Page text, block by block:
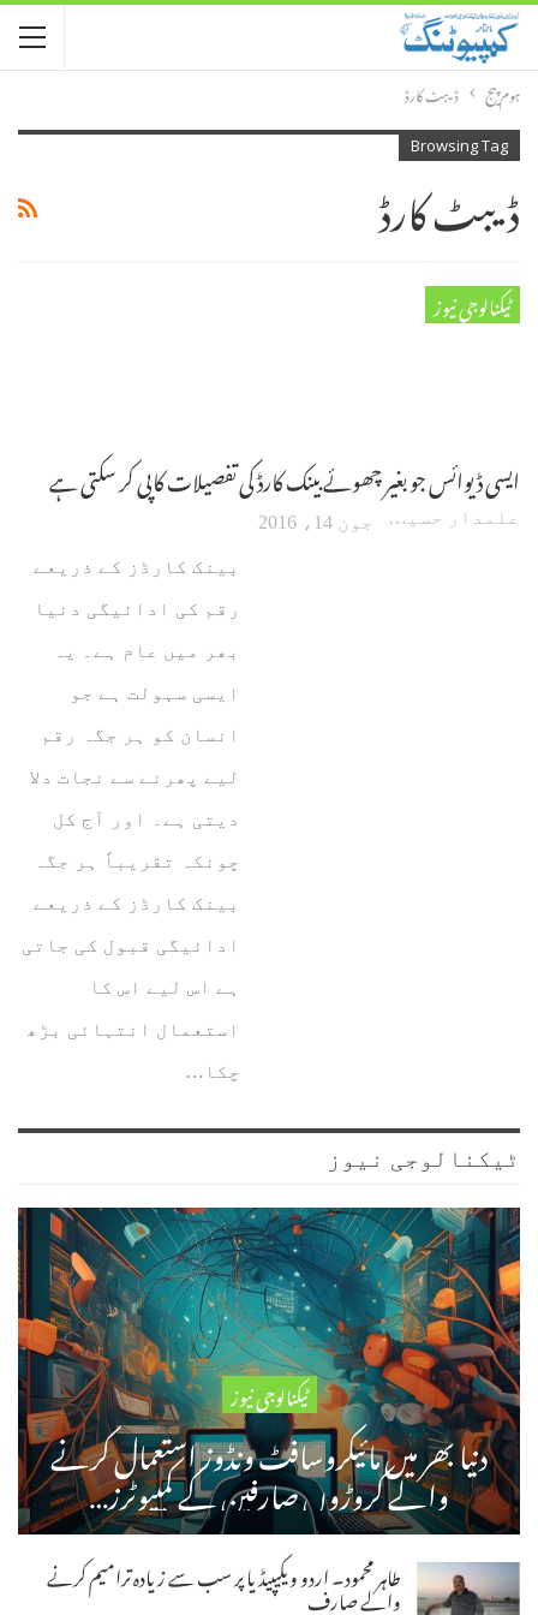
ہوم پیج ڈیبٹ کارڈ
Browsing Tag
ڈیبٹ کارڈ
ٹیکنالوجی نیوز
ایسی ڈیوائس جو بغیر چھوئے بینک کارڈ کی تفصیلات کاپی کر سکتی ہے
علمدار حسین جون 14، 2016
بینک کارڈز کے ذریعے
رقم کی ادائیگی دنیا
بھر میں عام ہے۔ یہ
ایسی سہولت ہے جو
انسان کو ہر جگہ رقم
لیے پھرنے سے نجات دلا
دیتی ہے۔ اور آج کل
چونکہ تقریباً ہر جگہ
بینک کارڈز کے ذریعے
ادائیگی قبول کی جاتی
ہے اس لیے اس کا
استعمال انتہائی بڑھ
چکا…
ٹیکنالوجی نیوز
ٹیکنالوجی نیوز
دنیا بھر میں مائیکروسافٹ ونڈوز استعمال کرنے
والے کروڑوں صارفین کے کمپیوٹرز…
طاہر محمود۔ اردو ویکیپیڈیا پر سب سے زیادہ ترامیم کرنے
والے صارف